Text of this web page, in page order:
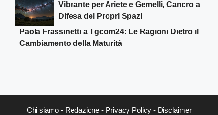
Vibrante per Ariete e Gemelli, Cancro a
Difesa dei Propri Spazi
Paola Frassinetti a Tgcom24: Le Ragioni Dietro il
Cambiamento della Maturità
Chi siamo- Redazione- Privacy Policy- Disclaimer